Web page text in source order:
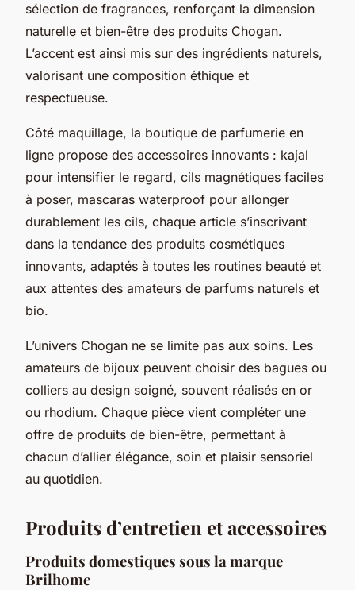
sélection de fragrances, renforçant la dimension
naturelle et bien-être des produits Chogan.
L’accent est ainsi mis sur des ingrédients naturels,
valorisant une composition éthique et
respectueuse.
Côté maquillage, la boutique de parfumerie en
ligne propose des accessoires innovants : kajal
pour intensifier le regard, cils magnétiques faciles
à poser, mascaras waterproof pour allonger
durablement les cils, chaque article s’inscrivant
dans la tendance des produits cosmétiques
innovants, adaptés à toutes les routines beauté et
aux attentes des amateurs de parfums naturels et
bio.
L’univers Chogan ne se limite pas aux soins. Les
amateurs de bijoux peuvent choisir des bagues ou
colliers au design soigné, souvent réalisés en or
ou rhodium. Chaque pièce vient compléter une
offre de produits de bien-être, permettant à
chacun d’allier élégance, soin et plaisir sensoriel
au quotidien.
Produits d’entretien et accessoires
Produits domestiques sous la marque
Brilhome